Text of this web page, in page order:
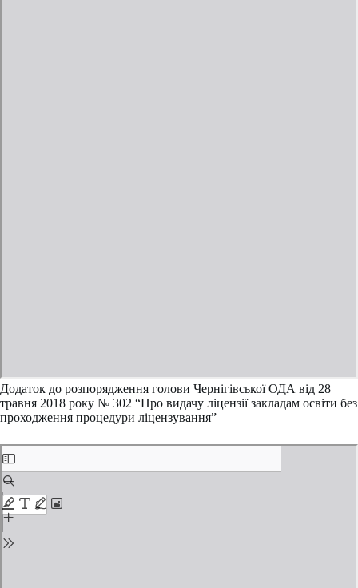
Додаток до розпорядження голови Чернігівської ОДА від 28
травня 2018 року № 302 “Про видачу ліцензії закладам освіти без
проходження процедури ліцензування”
Skip
to
PDF
content